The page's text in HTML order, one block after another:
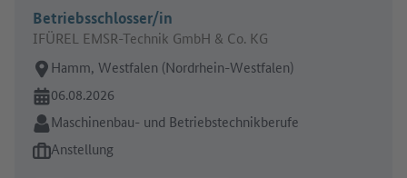
Betriebsschlosser/in
IFÜREL EMSR-Technik GmbH & Co. KG
Arbeitsort:
Hamm, Westfalen (Nordrhein-Westfalen)
Online seit:
06.08.2026
Branche:
Maschinenbau- und Betriebstechnikberufe
Art des Jobangebots:
Anstellung